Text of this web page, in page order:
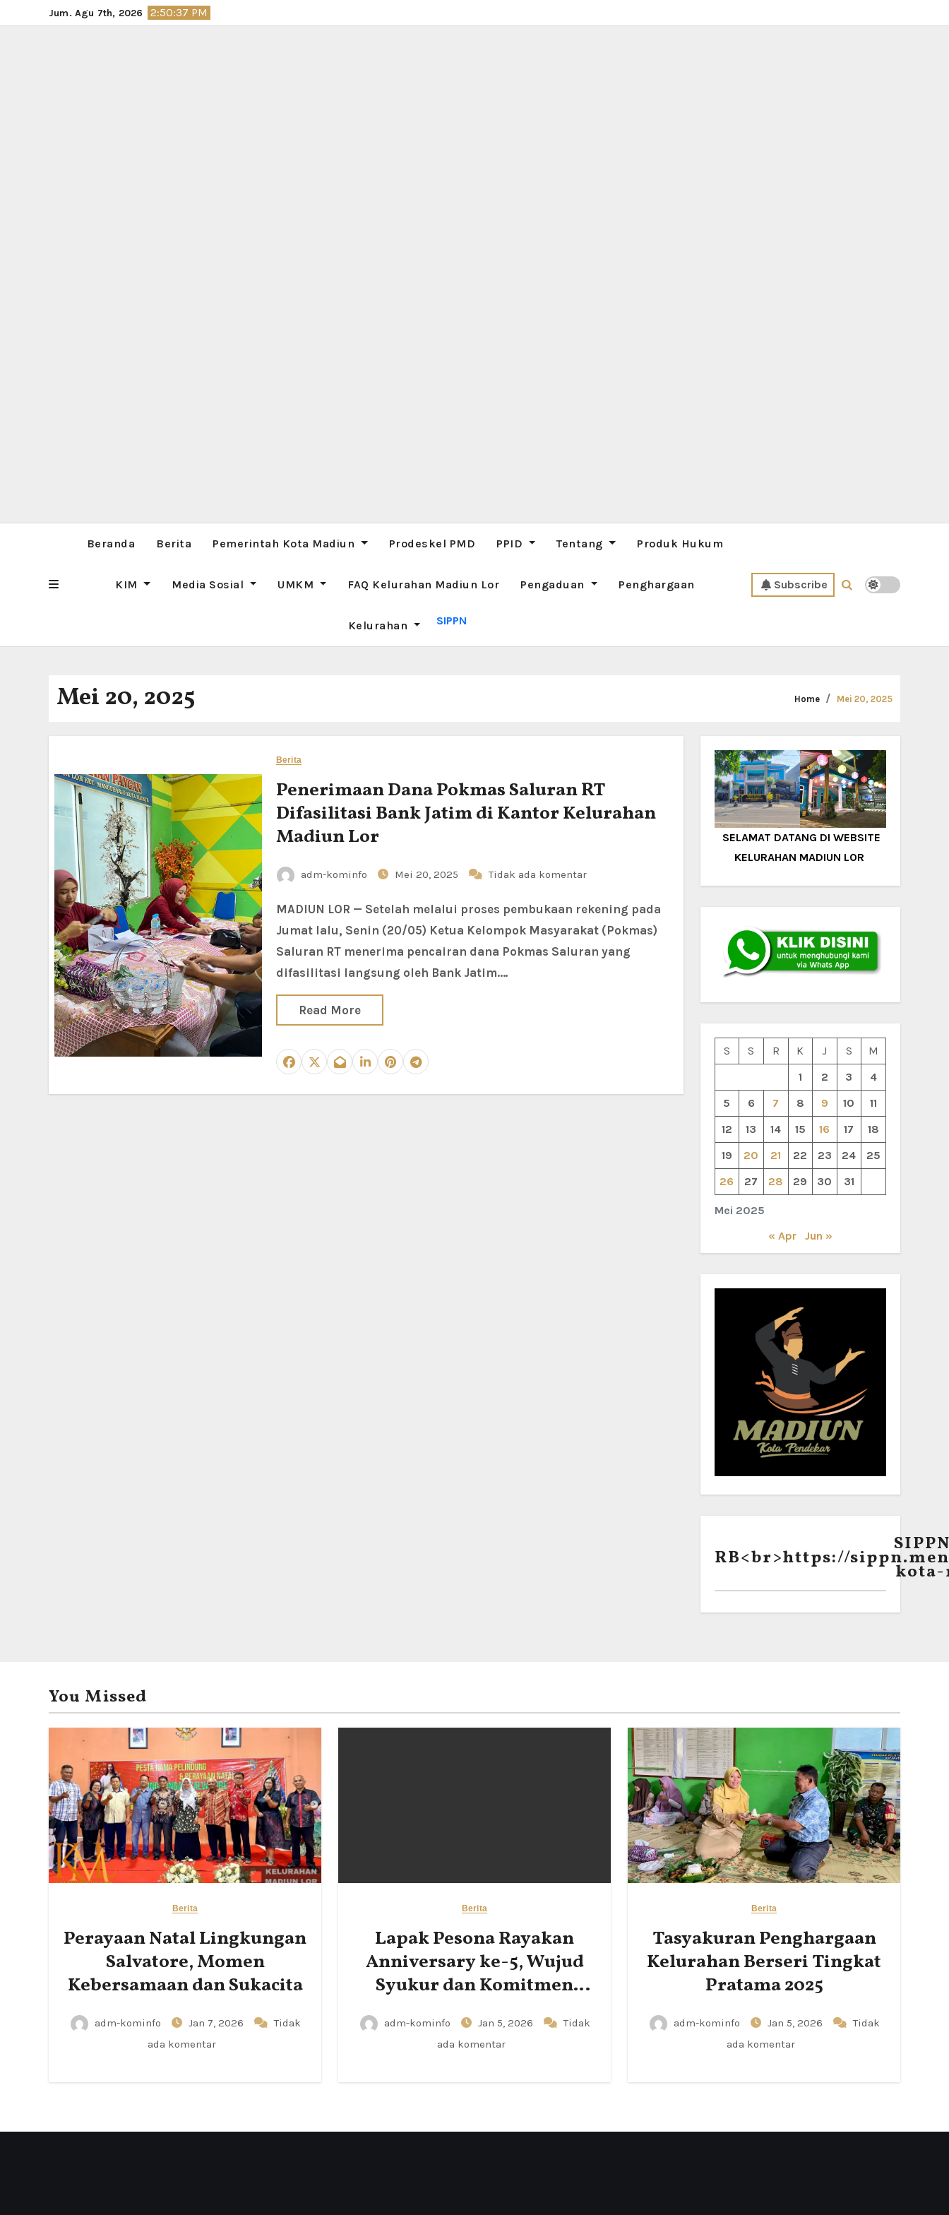
to
Jum. Agu 7th, 2026 2:50:38 PM
Beranda Berita Pemerintah Kota Madiun Prodeskel PMD PPID Tentang Produk Hukum
KIM Media Sosial UMKM FAQ Kelurahan Madiun Lor Pengaduan Penghargaan
Kelurahan SIPPN
Subscribe
Mei 20, 2025 Home Mei 20, 2025
Berita
Penerimaan Dana Pokmas Saluran RT
Difasilitasi Bank Jatim di Kantor Kelurahan
Madiun Lor
adm-kominfo Mei 20, 2025 Tidak ada komentar
MADIUN LOR — Setelah melalui proses pembukaan rekening pada
Jumat lalu, Senin (20/05) Ketua Kelompok Masyarakat (Pokmas)
Saluran RT menerima pencairan dana Pokmas Saluran yang
difasilitasi langsung oleh Bank Jatim.…
Read More
SELAMAT DATANG DI WEBSITE
KELURAHAN MADIUN LOR
Mei 2025
S S R K J S
M
1
2 3
4
5
6 7 8 9 10
11
12
13 14 15 16 17
18
19
20 21 22 23 24
25
26
27 28 29 30 31
« Apr Jun »
RB<br>https://
kota-
You Missed
Berita
Perayaan Natal Lingkungan
Salvatore, Momen
Kebersamaan dan Sukacita
adm-kominfo Jan 7, 2026
Tidak
ada komentar
Berita
Lapak Pesona Rayakan
Anniversary ke-5, Wujud
Syukur dan Komitmen
adm-kominfo Jan 5, 2026
Tidak
ada komentar
Berita
Tasyakuran Penghargaan
Kelurahan Berseri Tingkat
Pratama 2025
adm-kominfo Jan 5, 2026
Tidak
ada komentar